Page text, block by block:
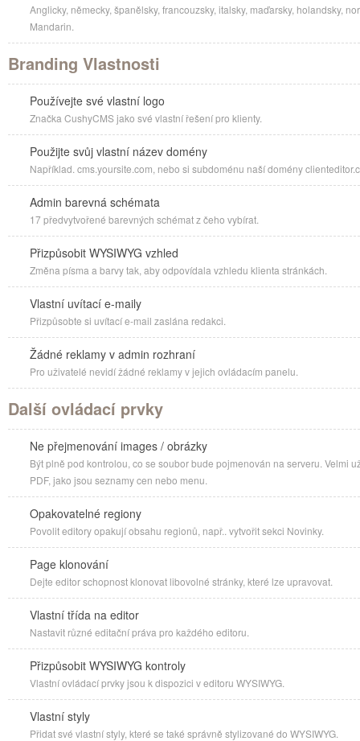
Anglicky, německy, španělsky, francouzsky, italsky, maďarsky, holandsky,
Mandarin.
Branding Vlastnosti
Používejte své vlastní logo
Značka CushyCMS jako své vlastní řešení pro klienty.
Použijte svůj vlastní název domény
Například. cms.yoursite.com, nebo si subdoménu naší domény
Admin barevná schémata
17 předvytvořené barevných schémat z čeho vybírat.
Přizpůsobit WYSIWYG vzhled
Změna písma a barvy tak, aby odpovídala vzhledu klienta stránkách.
Vlastní uvítací e-maily
Přizpůsobte si uvítací e-mail zaslána redakci.
Žádné reklamy v admin rozhraní
Pro uživatelé nevidí žádné reklamy v jejich ovládacím panelu.
Další ovládací prvky
Ne přejmenování images / obrázky
Být plně pod kontrolou, co se soubor bude pojmenován na serveru. Velmi
PDF, jako jsou seznamy cen nebo menu.
Opakovatelné regiony
Povolit editory opakují obsahu regionů, např.. vytvořit sekci Novinky.
Page klonování
Dejte editor schopnost klonovat libovolné stránky, které lze upravovat.
Vlastní třída na editor
Nastavit různé editační práva pro každého editoru.
Přizpůsobit WYSIWYG kontroly
Vlastní ovládací prvky jsou k dispozici v editoru WYSIWYG.
Vlastní styly
Přidat své vlastní styly, které se také správně stylizované do WYSIWYG.